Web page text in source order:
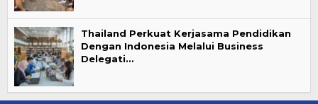
Thailand Perkuat Kerjasama Pendidikan
Dengan Indonesia Melalui Business
Delegati…